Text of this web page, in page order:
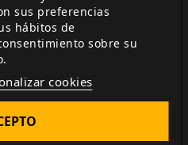
los Reinos de Hierro o una
Mecánika te aguarda
con las reglas gratuitas
DD5/index.html
sus preferencias
hábitos de
sobre su
cookies